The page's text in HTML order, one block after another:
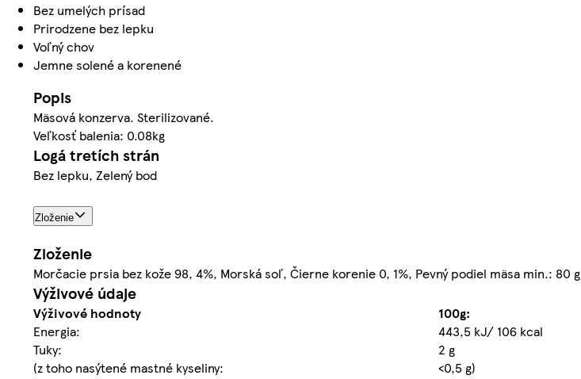
Bez umelých prísad
Prirodzene bez lepku
Voľný chov
Jemne solené a korenené
Popis
Mäsová konzerva. Sterilizované.
Veľkosť balenia: 0.08kg
Logá tretích strán
Bez lepku, Zelený bod
Zloženie
Zloženie
Morčacie prsia bez kože 98, 4%, Morská soľ, Čierne korenie 0, 1%, Pevný podiel mäsa min.: 80 g
Výživové údaje
Výživové hodnoty
100g:
Energia:
443,5 kJ/ 106 kcal
Tuky:
2 g
(z toho nasýtené mastné kyseliny:
<0,5 g)